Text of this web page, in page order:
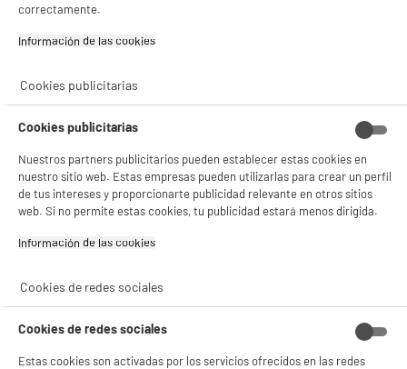
¡Buena visita!
correctamente.
Información de las cookies‎
Cookies publicitarias
Cookies publicitarias
Nuestros partners publicitarios pueden establecer estas cookies en
nuestro sitio web. Estas empresas pueden utilizarlas para crear un perfil
de tus intereses y proporcionarte publicidad relevante en otros sitios
web. Si no permite estas cookies, tu publicidad estará menos dirigida.
Información de las cookies‎
Cookies de redes sociales
Cookies de redes sociales
Estas cookies son activadas por los servicios ofrecidos en las redes